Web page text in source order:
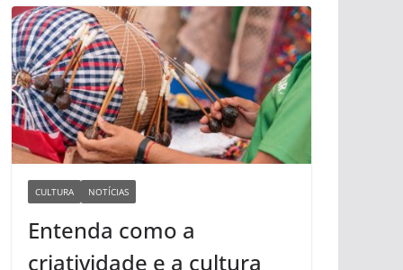
CULTURA NOTÍCIAS
Entenda como a
criatividade e a cultura